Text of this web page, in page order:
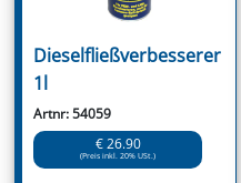
Dieselfließverbesserer
1l
Artnr: 54059
€ 26.90
(Preis inkl. 20% USt.)